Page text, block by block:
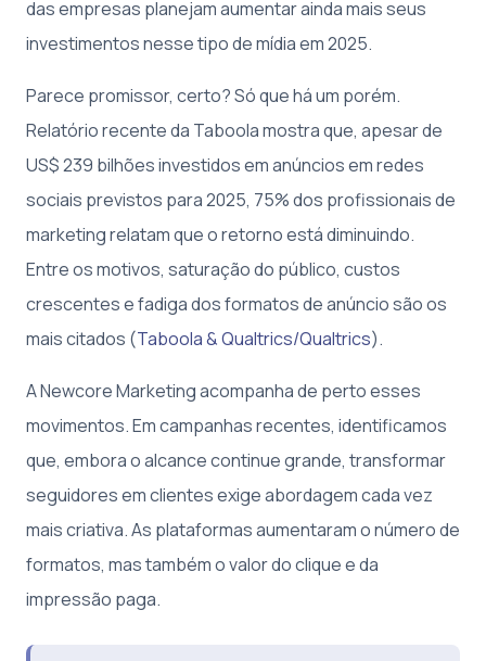
das empresas planejam aumentar ainda mais seus
investimentos nesse tipo de mídia em 2025.
Parece promissor, certo? Só que há um porém.
Relatório recente da Taboola mostra que, apesar de
US$ 239 bilhões investidos em anúncios em redes
sociais previstos para 2025, 75% dos profissionais de
marketing relatam que o retorno está diminuindo.
Entre os motivos, saturação do público, custos
crescentes e fadiga dos formatos de anúncio são os
mais citados (Taboola & Qualtrics/Qualtrics).
A Newcore Marketing acompanha de perto esses
movimentos. Em campanhas recentes, identificamos
que, embora o alcance continue grande, transformar
seguidores em clientes exige abordagem cada vez
mais criativa. As plataformas aumentaram o número de
formatos, mas também o valor do clique e da
impressão paga.